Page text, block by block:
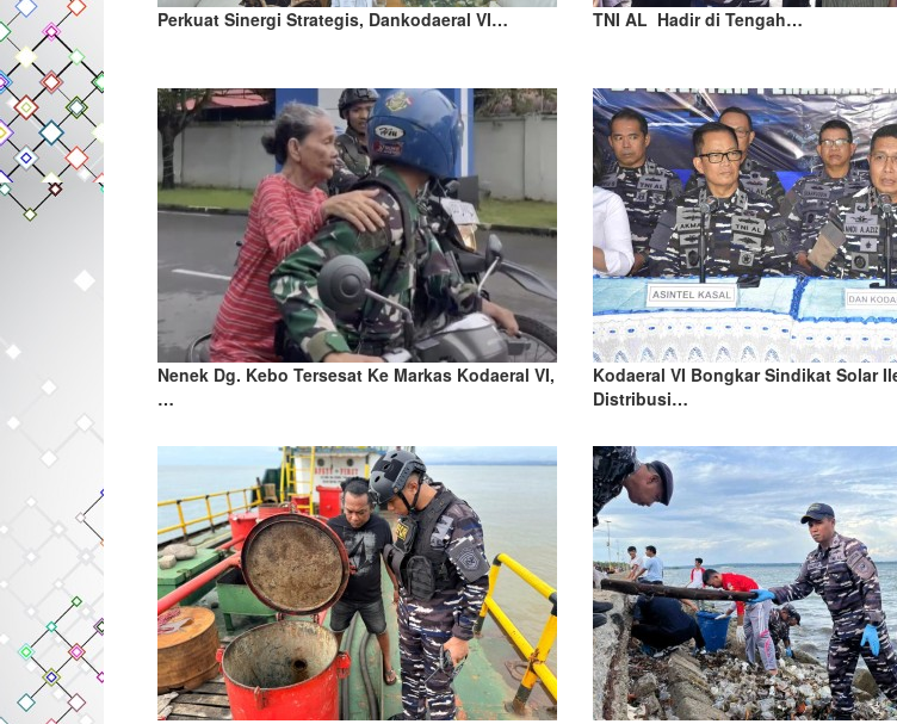
Perkuat Sinergi Strategis, Dankodaeral VI… TNI AL Hadir di Tengah…
Nenek Dg. Kebo Tersesat Ke Markas Kodaeral VI,
…
Kodaeral VI Bongkar Sindikat Solar
Distribusi…